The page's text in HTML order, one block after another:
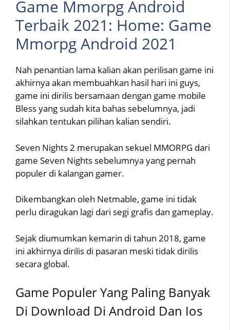
Game Mmorpg Android
Terbaik 2021: Home: Game
Mmorpg Android 2021
Nah penantian lama kalian akan perilisan game ini
akhirnya akan membuahkan hasil hari ini guys,
game ini dirilis bersamaan dengan game mobile
Bless yang sudah kita bahas sebelumnya, jadi
silahkan tentukan pilihan kalian sendiri.
Seven Nights 2 merupakan sekuel MMORPG dari
game Seven Nights sebelumnya yang pernah
populer di kalangan gamer.
Dikembangkan oleh Netmable, game ini tidak
perlu diragukan lagi dari segi grafis dan gameplay.
Sejak diumumkan kemarin di tahun 2018, game
ini akhirnya dirilis di pasaran meski tidak dirilis
secara global.
Game Populer Yang Paling Banyak
Di Download Di Android Dan Ios